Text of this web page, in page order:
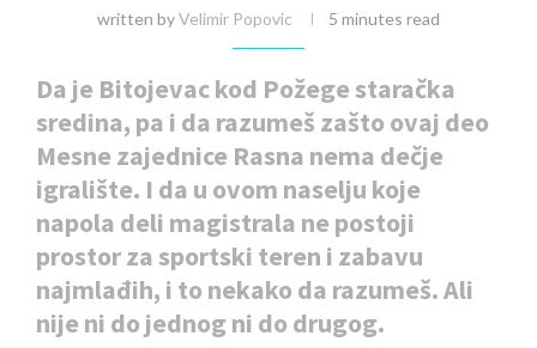
written byVelimir Popovic 5 minutes read
Da je Bitojevac kod Požege staračka
sredina, pa i da razumeš zašto ovaj deo
Mesne zajednice Rasna nema dečje
igralište. I da u ovom naselju koje
napola deli magistrala ne postoji
prostor za sportski teren i zabavu
najmlađih, i to nekako da razumeš. Ali
nije ni do jednog ni do drugog.